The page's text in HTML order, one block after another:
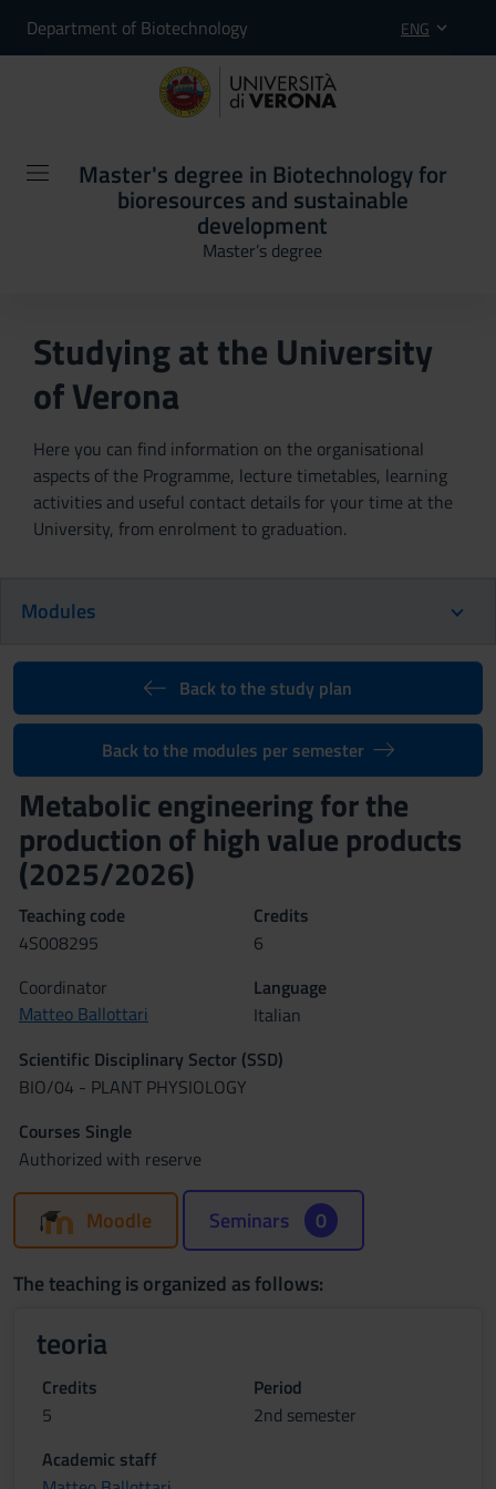
Department of Biotechnology ENG
Master's degree in Biotechnology for
bioresources and sustainable
development
Master’s degree
Studying at the University
of Verona
Here you can find information on the organisational
aspects of the Programme, lecture timetables, learning
activities and useful contact details for your time at the
University, from enrolment to graduation.
Modules
Back to the study plan
Back to the modules per semester
Metabolic engineering for the
production of high value products
(2025/2026)
Teaching code
4S008295
Credits
6
Coordinator
Matteo Ballottari
Language
Italian
Scientific Disciplinary Sector (SSD)
BIO/04 - PLANT PHYSIOLOGY
Courses Single
Authorized with reserve
Moodle Seminars 0
The teaching is organized as follows:
teoria
Credits
5
Period
2nd semester
Academic staff